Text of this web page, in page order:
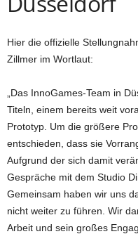
Hier die offizielle
Zillmer im Wortlaut:
„Das InnoGames-Team in
Titeln, einem bereits weit
Prototyp. Um die größere
entschieden, dass sie
Aufgrund der sich damit
Gespräche mit dem Studio
Gemeinsam haben wir uns
nicht weiter zu führen. Wir
Arbeit und sein großes